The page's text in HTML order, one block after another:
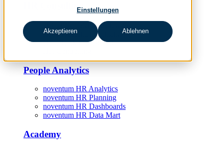
Einstellungen
Akzeptieren Ablehnen
HR Consulting
HR Digitalisierungsstrategie
HR-Prozessmanagement
HR-Projektmanagement
People Analytics
noventum HR Analytics
noventum HR Planning
noventum HR Dashboards
noventum HR Data Mart
Academy